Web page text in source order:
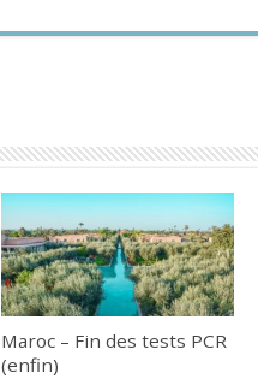
Maroc – Fin des tests PCR
(enfin)